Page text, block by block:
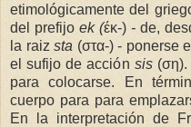
etimológicamente del
del prefijo ek (έκ-) - de,
la raizsta (στα-) - ponerse
el sufijo de acción sis(ση).
para colocarse. En
cuerpo para para
En la interpretación de